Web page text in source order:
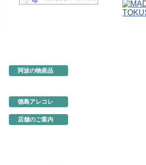
阿波の物産品
徳島アレコレ
店舗のご案内